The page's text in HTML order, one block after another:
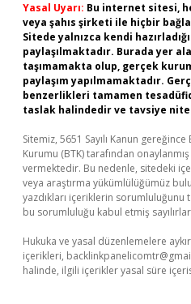
Yasal Uyarı: Bu internet sitesi,
veya şahıs şirketi ile hiçbir
Sitede yalnızca kendi
paylaşılmaktadır. Burada yer
taşımamakta olup, gerçek
paylaşım yapılmamaktadır.
benzerlikleri tamamen
taslak halindedir ve tavsiye
Sitemiz, 5651 Sayılı Kanun
Kurumu (BTK) tarafından
vermektedir. Bu nedenle, sitedeki
veya araştırma yükümlülüğümüz
yazdıkları içeriklerin sorumluluğunu
bu sorumluluğu kabul etmiş
Hukuka ve yasal düzenlemelere
içerikleri,
halinde, ilgili içerikler yasal süre